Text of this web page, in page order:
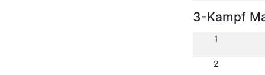
3-Kampf
1
2